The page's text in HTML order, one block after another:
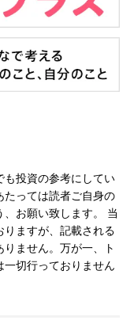
も投資の参考にしてい
たっては読者ご自身の
お願い致します。 当
ますが、記載される
ません。万が一、ト
一切行っておりません